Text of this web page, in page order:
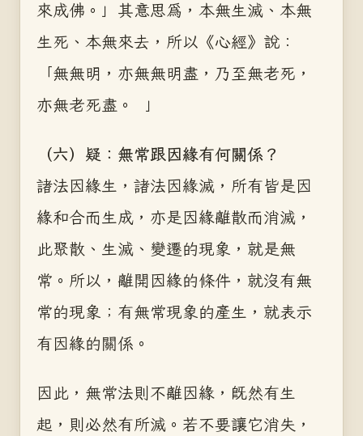
來成佛。」其意思為，本無生滅、本無
生死、本無來去，所以《心經》說：
「無無明，亦無無明盡，乃至無老死，
亦無老死盡。 」
（六）疑：無常跟因緣有何關係？
諸法因緣生，諸法因緣滅，所有皆是因
緣和合而生成，亦是因緣離散而消滅，
此聚散、生滅、變遷的現象，就是無
常。所以，離開因緣的條件，就沒有無
常的現象；有無常現象的產生，就表示
有因緣的關係。
因此，無常法則不離因緣，既然有生
起，則必然有所滅。若不要讓它消失，